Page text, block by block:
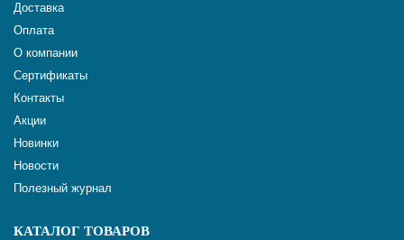
Доставка
Оплата
О компании
Сертификаты
Контакты
Акции
Новинки
Новости
Полезный журнал
КАТАЛОГ ТОВАРОВ